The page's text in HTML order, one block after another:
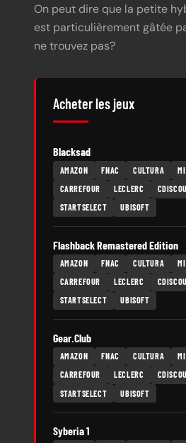
On peut dire que la petite
est particulièrement gâtée
ne trouvez pas?
Acheter les jeux
Blacksad
AMAZON FNAC CULTURA
CARREFOUR
LECLERC
STARTSELECT
UBISOFT
Flashback Remastered Edition
AMAZON FNAC CULTURA
CARREFOUR
LECLERC
STARTSELECT
UBISOFT
Gear.Club
AMAZON FNAC CULTURA
CARREFOUR
LECLERC
STARTSELECT
UBISOFT
Syberia 1